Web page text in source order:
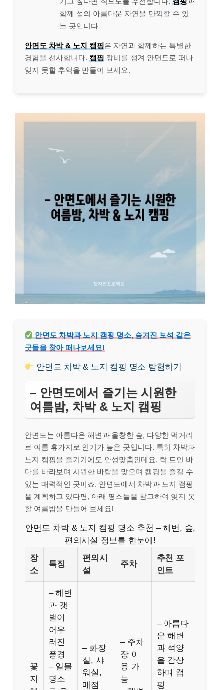
함께 섬의 아름다운 자연을 만끽할 수 있
는 곳입니다.
안면도 차박 & 노지 캠핑은 자연과 함께하는 특별한
경험을 선사합니다. 캠핑 장비를 챙겨 안면도로 떠나
잊지 못할 추억을 만들어 보세요.
안면도 차박과 노지 캠핑 명소, 숨겨진 보석 같은
곳들을 찾아 떠나보세요!
안면도 차박 & 노지 캠핑 명소 탐험하기
– 안면도에서 즐기는 시원한
여름밤, 차박 & 노지 캠핑
안면도는 아름다운 해변과 울창한 숲, 다양한 먹거리
로 여름 휴가지로 인기가 높은 곳입니다. 특히 차박과
노지 캠핑을 즐기기에도 안성맞춤인데요, 탁 트인 바
다를 바라보며 시원한 바람을 맞으며 캠핑을 즐길 수
있는 매력적인 곳이죠. 안면도에서 차박과 노지 캠핑
을 계획하고 있다면, 아래 명소들을 참고하여 잊지 못
할 여름밤을 만들어 보세요!
안면도 차박 & 노지 캠핑 명소 추천 – 해변, 숲,
편의시설 정보를 한눈에!
장
소
특징
편의시
설
주차
추천 포
인트
꽃
지
– 해변
과 갯
벌이
어우
러진
풍경
– 일몰
명소
– 화장
실, 샤
워실,
매점
– 주차
장 이
용 가
능
– 아름다
운 해변
과 석양
을 감상
하며 캠
핑